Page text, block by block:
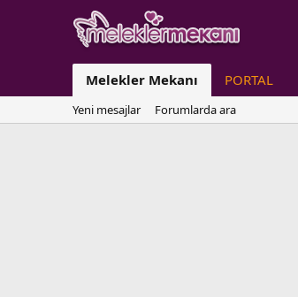
Melekler Mekanı PORTAL
Yeni mesajlar Forumlarda ara